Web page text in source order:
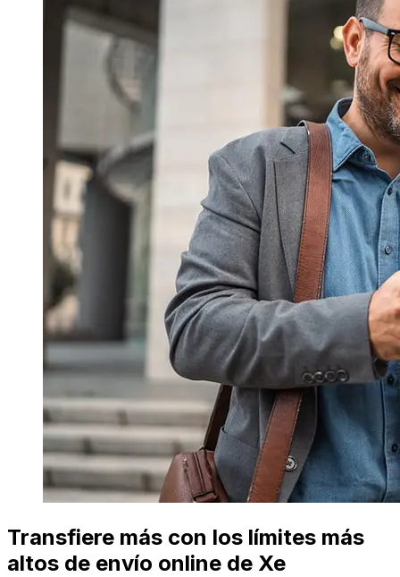
Transfiere más con los límites más
altos de envío online de Xe